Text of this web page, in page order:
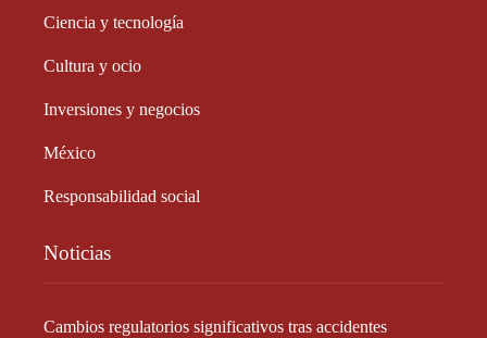
Ciencia y tecnología
Cultura y ocio
Inversiones y negocios
México
Responsabilidad social
Noticias
Cambios regulatorios significativos tras accidentes